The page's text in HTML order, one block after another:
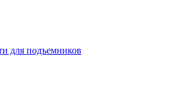
для подъемников